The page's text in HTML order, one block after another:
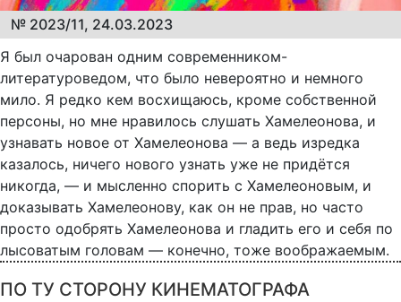
№ 2023/11, 24.03.2023
Я был очарован одним современником-
литературоведом, что было невероятно и немного
мило. Я редко кем восхищаюсь, кроме собственной
персоны, но мне нравилось слушать Хамелеонова, и
узнавать новое от Хамелеонова — а ведь изредка
казалось, ничего нового узнать уже не придётся
никогда, — и мысленно спорить с Хамелеоновым, и
доказывать Хамелеонову, как он не прав, но часто
просто одобрять Хамелеонова и гладить его и себя по
лысоватым головам — конечно, тоже воображаемым.
ПО ТУ СТОРОНУ КИНЕМАТОГРАФА